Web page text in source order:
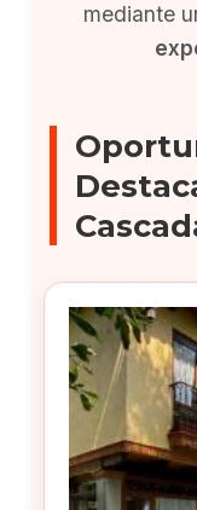
mediante